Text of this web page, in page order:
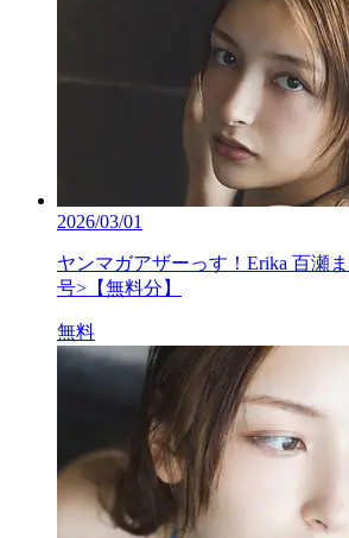
2026/03/01
ヤンマガアザーっす！Erika 百瀬
号>【無料分】
無料